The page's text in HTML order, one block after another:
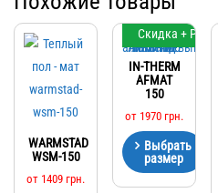
WARMSTAD
WSM-150
от 1409 грн.
Скидка +
IN-THERM
AFMAT
150
от 1970 грн.
Выбрать
размер